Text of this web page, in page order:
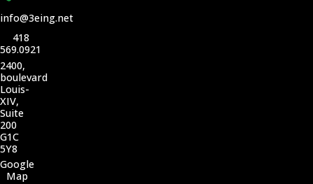
info@3eing.net
418
569.0921
2400,
boulevard
Louis-
XIV,
Suite
200
G1C
5Y8
Google
Map